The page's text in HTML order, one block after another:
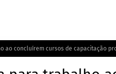
ao concluírem cursos de capacitação